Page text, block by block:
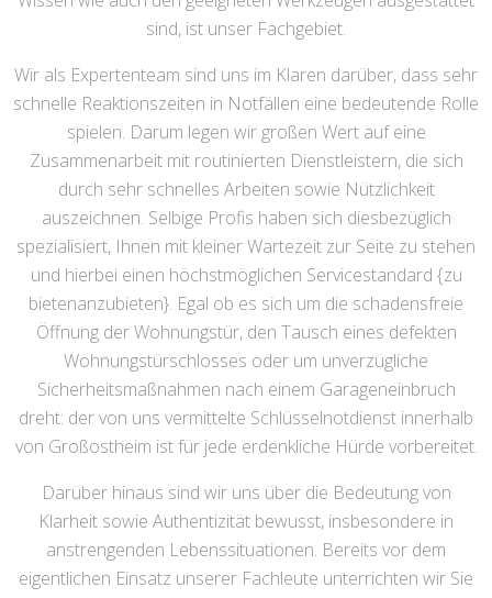
sind, ist unser Fachgebiet.
Wir als Expertenteam sind uns im Klaren darüber, dass sehr
schnelle Reaktionszeiten in Notfällen eine bedeutende Rolle
spielen. Darum legen wir großen Wert auf eine
Zusammenarbeit mit routinierten Dienstleistern, die sich
durch sehr schnelles Arbeiten sowie Nützlichkeit
auszeichnen. Selbige Profis haben sich diesbezüglich
spezialisiert, Ihnen mit kleiner Wartezeit zur Seite zu stehen
und hierbei einen höchstmöglichen Servicestandard {zu
bietenanzubieten}. Egal ob es sich um die schadensfreie
Öffnung der Wohnungstür, den Tausch eines defekten
Wohnungstürschlosses oder um unverzügliche
Sicherheitsmaßnahmen nach einem Garageneinbruch
dreht: der von uns vermittelte Schlüsselnotdienst innerhalb
von Großostheim ist für jede erdenkliche Hürde vorbereitet.
Darüber hinaus sind wir uns über die Bedeutung von
Klarheit sowie Authentizität bewusst, insbesondere in
anstrengenden Lebenssituationen. Bereits vor dem
eigentlichen Einsatz unserer Fachleute unterrichten wir Sie